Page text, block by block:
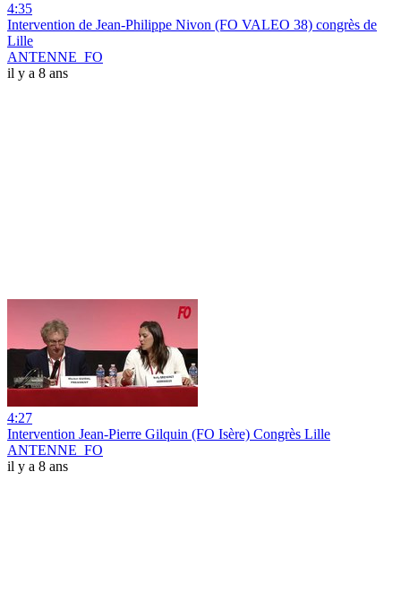
4:35
Intervention de Jean-Philippe Nivon (FO VALEO 38) congrès de
Lille
ANTENNE_FO
il y a 8 ans
4:27
Intervention Jean-Pierre Gilquin (FO Isère) Congrès Lille
ANTENNE_FO
il y a 8 ans